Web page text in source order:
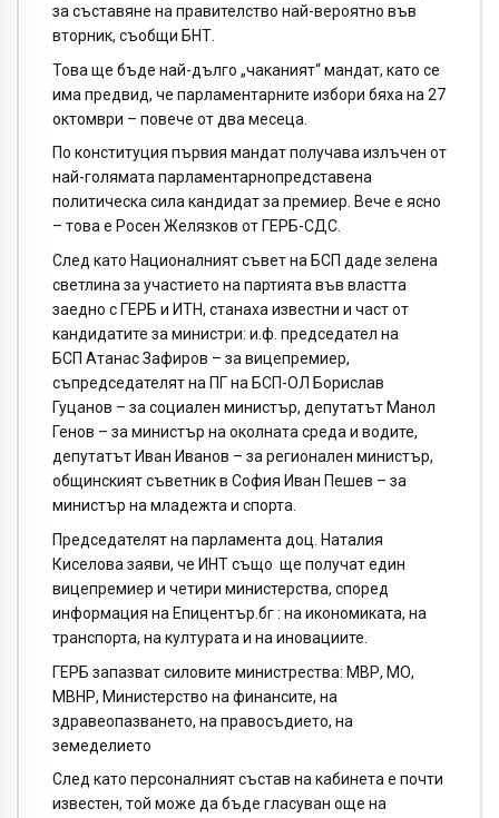
за съставяне на правителство най-вероятно във
вторник, съобщи БНТ.
Това ще бъде най-дълго „чаканият“ мандат, като се
има предвид, че парламентарните избори бяха на 27
октомври – повече от два месеца.
По конституция първия мандат получава излъчен от
най-голямата парламентарнопредставена
политическа сила кандидат за премиер. Вече е ясно
– това е Росен Желязков от ГЕРБ-СДС.
След като Националният съвет на БСП даде зелена
светлина за участието на партията във властта
заедно с ГЕРБ и ИТН, станаха известни и част от
кандидатите за министри: и.ф. председател на
БСП Атанас Зафиров – за вицепремиер,
съпредседателят на ПГ на БСП-ОЛ Борислав
Гуцанов – за социален министър, депутатът Манол
Генов – за министър на околната среда и водите,
депутатът Иван Иванов – за регионален министър,
общинският съветник в София Иван Пешев – за
министър на младежта и спорта.
Председателят на парламента доц. Наталия
Киселова заяви, че ИНТ също ще получат един
вицепремиер и четири министерства, според
информация на Епицентър.бг : на икономиката, на
транспорта, на културата и на иновациите.
ГЕРБ запазват силовите министрества: МВР, МО,
МВНР, Министерство на финансите, на
здравеопазването, на правосъдието, на
земеделието
След като персоналният състав на кабинета е почти
известен, той може да бъде гласуван още на